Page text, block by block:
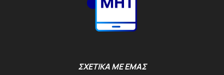
ΣΧΕΤΙΚΑ ΜΕ ΕΜΑΣ